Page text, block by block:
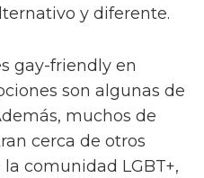
y diferente.
gay-friendly en
son algunas de
muchos de
cerca de otros
comunidad LGBT+,